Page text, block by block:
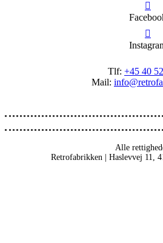
Tlf: +45 40
Mail:
Alle
Retrofabrikken | Haslevvej 11,